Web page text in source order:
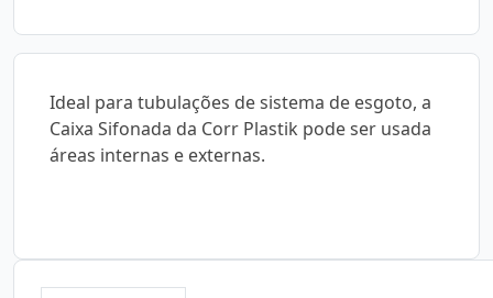
Ideal para tubulações de sistema de esgoto, a
Caixa Sifonada da Corr Plastik pode ser usada
áreas internas e externas.